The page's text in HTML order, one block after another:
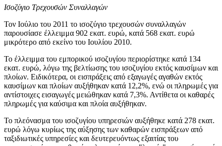
Ισοζύγιο Τρεχουσών Συναλλαγών
Τον Ιούλιο του 2011 το ισοζύγιο τρεχουσών συναλλαγών
παρουσίασε έλλειμμα 902 εκατ. ευρώ, κατά 568 εκατ. ευρώ
μικρότερο από εκείνο του Ιουλίου 2010.
Το έλλειμμα του εμπορικού ισοζυγίου περιορίστηκε κατά 134
εκατ. ευρώ, λόγω της βελτίωσης του ισοζυγίου εκτός καυσίμων και
πλοίων. Ειδικότερα, οι εισπράξεις από εξαγωγές αγαθών εκτός
καυσίμων και πλοίων αυξήθηκαν κατά 12,2%, ενώ οι πληρωμές για
αντίστοιχες εισαγωγές μειώθηκαν κατά 7,3%. Αντίθετα οι καθαρές
πληρωμές για καύσιμα και πλοία αυξήθηκαν.
Το πλεόνασμα του ισοζυγίου υπηρεσιών αυξήθηκε κατά 278 εκατ.
ευρώ λόγω κυρίως της αύξησης των καθαρών εισπράξεων από
ταξιδιωτικές υπηρεσίες και δευτερευόντως εξαιτίας του